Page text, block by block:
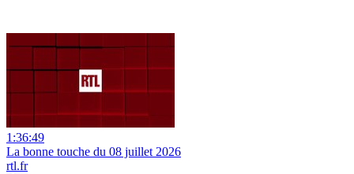
1:36:49
La bonne touche du 08 juillet 2026
rtl.fr